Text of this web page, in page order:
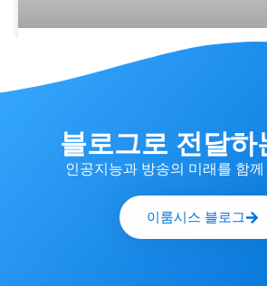
울산 남구의회
AI 자동중계
블로그로 전달하
인공지능과 방송의 미래를 함
이룸시스 블로그